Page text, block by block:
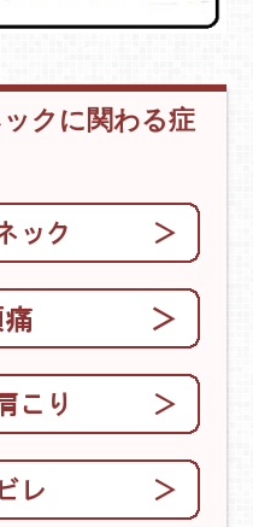
クに関わる症